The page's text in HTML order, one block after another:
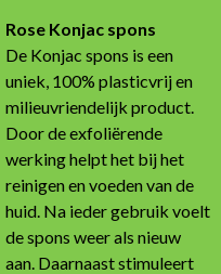
Rose Konjac spons
De Konjac spons is een
uniek, 100% plasticvrij en
milieuvriendelijk product.
Door de exfoliërende
werking helpt het bij het
reinigen en voeden van de
huid. Na ieder gebruik voelt
de spons weer als nieuw
aan. Daarnaast stimuleert